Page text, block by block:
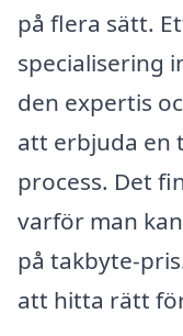
på flera sätt.
specialisering
den expertis
att erbjuda en
process. Det
varför man
på takbyte-
att hitta rätt